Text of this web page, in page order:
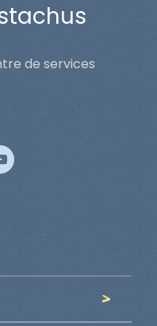
de services